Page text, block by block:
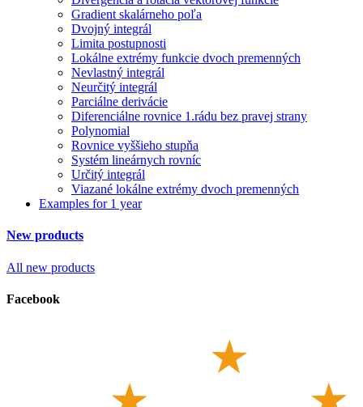
Gradient skalárneho poľa
Dvojný integrál
Limita postupnosti
Lokálne extrémy funkcie dvoch premenných
Nevlastný integrál
Neurčitý integrál
Parciálne derivácie
Diferenciálne rovnice 1.rádu bez pravej strany
Polynomial
Rovnice vyššieho stupňa
Systém lineárnych rovníc
Určitý integrál
Viazané lokálne extrémy dvoch premenných
Examples for 1 year
New products
All new products
Facebook